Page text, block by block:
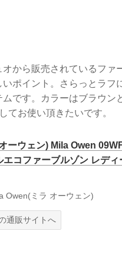
から販売されているファ
ポイント。さらっとラフ
です。カラーはブラウン
てお使い頂きたいです。
ーウェン) Mila Owen
エコファーブルゾン レディ
Owen(ミラ オーウェン)
通販サイトへ